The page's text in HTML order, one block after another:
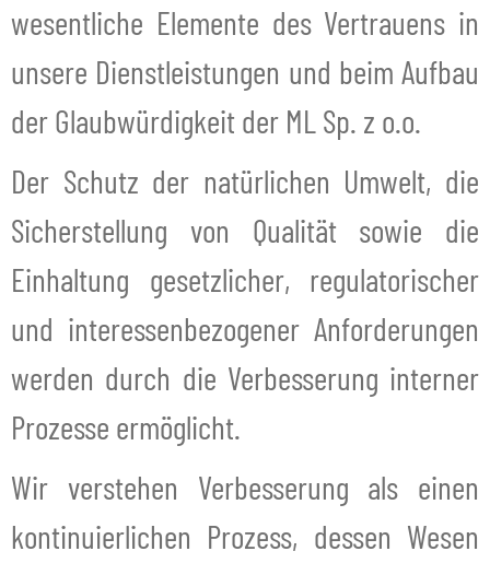
wesentliche Elemente des Vertrauens in
unsere Dienstleistungen und beim Aufbau
der Glaubwürdigkeit der ML Sp. z o.o.
Der Schutz der natürlichen Umwelt, die
Sicherstellung von Qualität sowie die
Einhaltung gesetzlicher, regulatorischer
und interessenbezogener Anforderungen
werden durch die Verbesserung interner
Prozesse ermöglicht.
Wir verstehen Verbesserung als einen
kontinuierlichen Prozess, dessen Wesen